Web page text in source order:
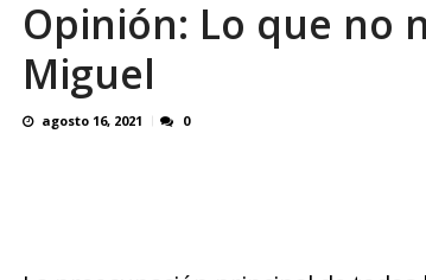
Familiares realizaron nueva
Opinión: Lo que no
Miguel
agosto 16, 2021 0